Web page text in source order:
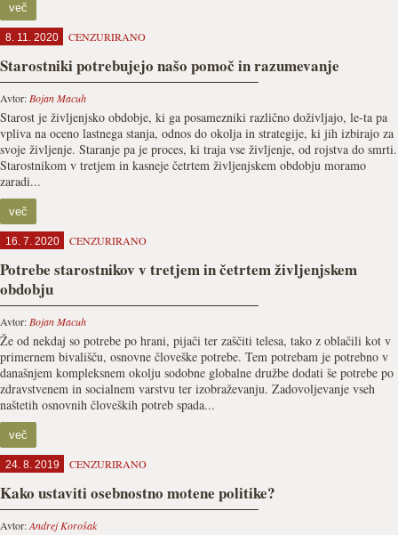
več
8. 11. 2020 CENZURIRANO
Starostniki potrebujejo našo pomoč in razumevanje
Avtor: Bojan Macuh
Starost je življenjsko obdobje, ki ga posamezniki različno doživljajo, le-ta pa
vpliva na oceno lastnega stanja, odnos do okolja in strategije, ki jih izbirajo za
svoje življenje. Staranje pa je proces, ki traja vse življenje, od rojstva do smrti.
Starostnikom v tretjem in kasneje četrtem življenjskem obdobju moramo
zaradi...
več
16. 7. 2020 CENZURIRANO
Potrebe starostnikov v tretjem in četrtem življenjskem
obdobju
Avtor: Bojan Macuh
Že od nekdaj so potrebe po hrani, pijači ter zaščiti telesa, tako z oblačili kot v
primernem bivališču, osnovne človeške potrebe. Tem potrebam je potrebno v
današnjem kompleksnem okolju sodobne globalne družbe dodati še potrebe po
zdravstvenem in socialnem varstvu ter izobraževanju. Zadovoljevanje vseh
naštetih osnovnih človeških potreb spada...
več
24. 8. 2019 CENZURIRANO
Kako ustaviti osebnostno motene politike?
Avtor:Andrej Korošak